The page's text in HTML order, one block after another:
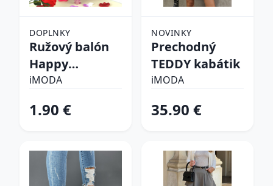
DOPLNKY
Ružový balón
Happy
birthday
iMODA
1.90 €
NOVINKY
Prechodný
TEDDY kabátik
iMODA
35.90 €